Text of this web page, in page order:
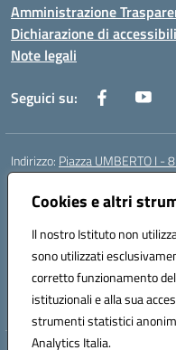
Cookies e altri
Il nostro Istituto non
sono utilizzati
corretto funzionamento
istituzionali e alla sua
strumenti statistici
Analytics Italia.
Amministrazione
Dichiarazione di
Note legali
Seguici su:
Indirizzo: Piazza UMBERTO I -
Centralino:
Posta elettronica certificata
Codice fiscale: 93034560610
Codice meccanografico:
Codice Indice delle Pubbliche
Codice unico di fatturazione